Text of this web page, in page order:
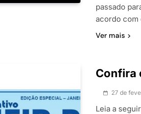
passado
acordo com
Ver mais
Confira
27 de
Leia a